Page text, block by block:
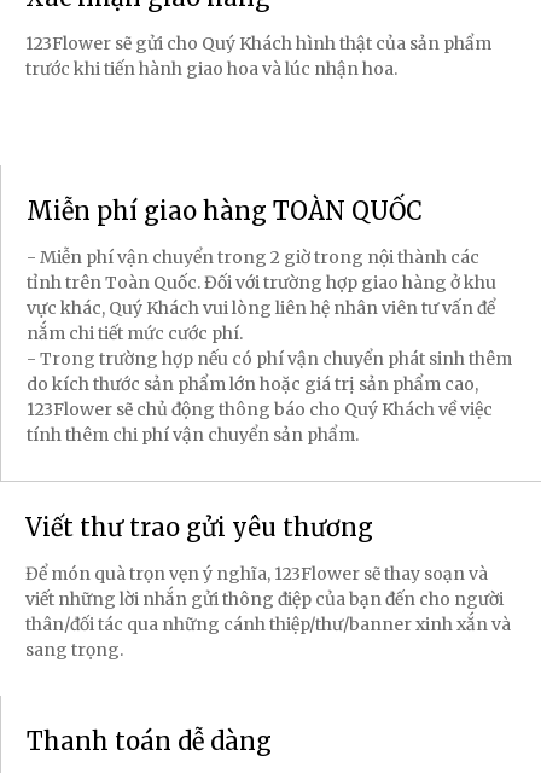
123Flower sẽ gửi cho Quý Khách hình thật của sản phẩm
trước khi tiến hành giao hoa và lúc nhận hoa.
Miễn phí giao hàng TOÀN QUỐC
- Miễn phí vận chuyển trong 2 giờ trong nội thành các
tỉnh trên Toàn Quốc. Đối với trường hợp giao hàng ở khu
vực khác, Quý Khách vui lòng liên hệ nhân viên tư vấn để
nắm chi tiết mức cước phí.
- Trong trường hợp nếu có phí vận chuyển phát sinh thêm
do kích thước sản phẩm lớn hoặc giá trị sản phẩm cao,
123Flower sẽ chủ động thông báo cho Quý Khách về việc
tính thêm chi phí vận chuyển sản phẩm.
Viết thư trao gửi yêu thương
Để món quà trọn vẹn ý nghĩa, 123Flower sẽ thay soạn và
viết những lời nhắn gửi thông điệp của bạn đến cho người
thân/đối tác qua những cánh thiệp/thư/banner xinh xắn và
sang trọng.
Thanh toán dễ dàng